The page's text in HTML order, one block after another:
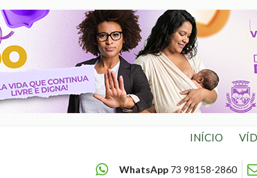
INÍCIO
WhatsApp 73 98158-2860